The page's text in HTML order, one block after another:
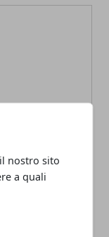
nostro sito
a quali